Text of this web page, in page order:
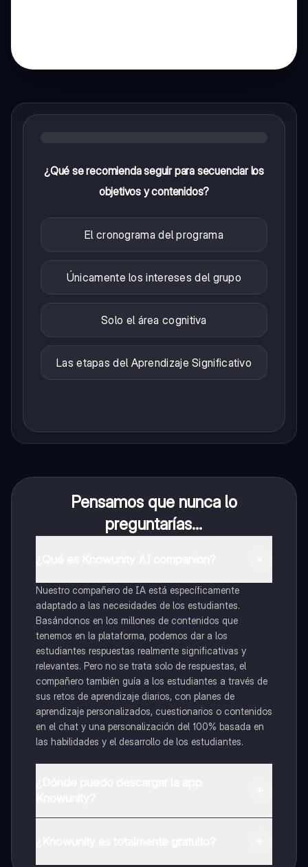
¿Qué se recomienda seguir para secuenciar los
objetivos y contenidos?
El cronograma del programa
Únicamente los intereses del grupo
Solo el área cognitiva
Las etapas del Aprendizaje Significativo
Pensamos que nunca lo
preguntarías...
Nuestro compañero de IA está específicamente
adaptado a las necesidades de los estudiantes.
Basándonos en los millones de contenidos que
tenemos en la plataforma, podemos dar a los
estudiantes respuestas realmente significativas y
relevantes. Pero no se trata solo de respuestas, el
compañero también guía a los estudiantes a través de
sus retos de aprendizaje diarios, con planes de
aprendizaje personalizados, cuestionarios o contenidos
en el chat y una personalización del 100% basada en
las habilidades y el desarrollo de los estudiantes.